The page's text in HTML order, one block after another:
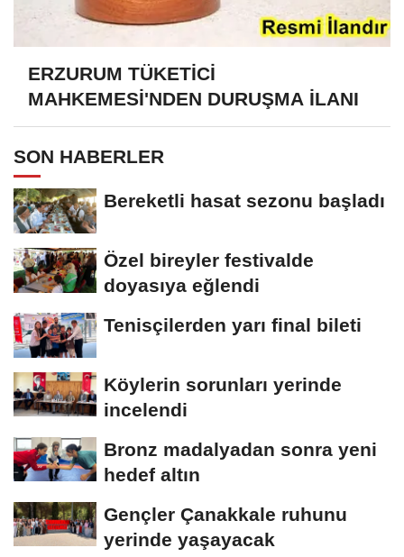
ERZURUM TÜKETİCİ
MAHKEMESİ'NDEN DURUŞMA İLANI
SON HABERLER
Bereketli hasat sezonu başladı
Özel bireyler festivalde
doyasıya eğlendi
Tenisçilerden yarı final bileti
Köylerin sorunları yerinde
incelendi
Bronz madalyadan sonra yeni
hedef altın
Gençler Çanakkale ruhunu
yerinde yaşayacak